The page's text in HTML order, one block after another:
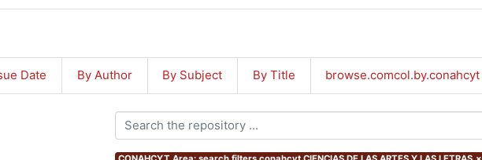
Date By Author By Subject By Title browse.comcol.by.conahcyt